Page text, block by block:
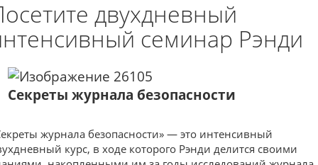
двухдневный
семинар Рэнди
Секреты журнала безопасности
журнала безопасности» — это интенсивный
курс, в ходе которого Рэнди делится своими